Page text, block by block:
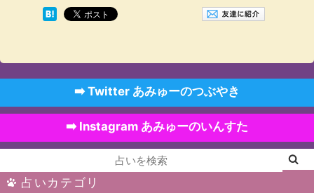
➡️ Twitter あみゅーのつぶやき
➡️ Instagram あみゅーのいんすた
占いカテゴリ